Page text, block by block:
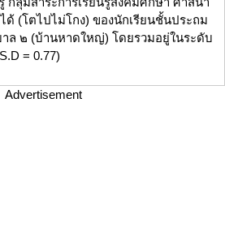
(โตไปไม่โกง) ของนักเรียนชั้นประถม
าล ๒ (บ้านหาดใหญ่) โดยรวมอยู่ในระดับ
= 0.77)
Advertisement